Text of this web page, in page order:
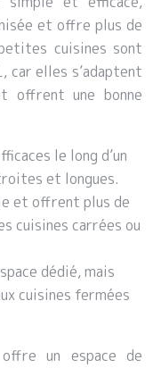
et offre plus de
cuisines sont
car elles s’adaptent
offrent une bonne
le long d’un
et longues.
et offrent plus de
cuisines carrées ou
dédié, mais
cuisines fermées
un espace de